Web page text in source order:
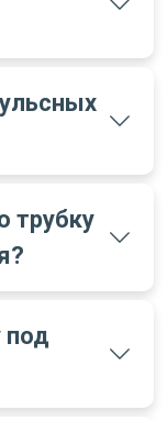
трубку
под